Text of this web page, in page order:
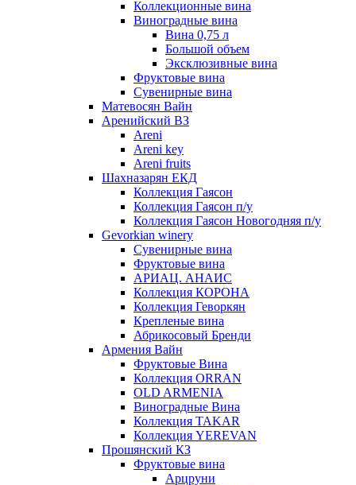
Коллекционные вина
Виноградные вина
Вина 0,75 л
Большой объем
Эксклюзивные вина
Фруктовые вина
Cувенирные вина
Матевосян Вайн
Аренийский ВЗ
Areni
Areni key
Areni fruits
Шахназарян ЕКД
Коллекция Гаясон
Коллекция Гаясон п/у
Коллекция Гаясон Новогодняя п/у
Gevorkian winery
Сувенирные вина
Фруктовые вина
АРИАЦ. АНАИС
Коллекция КОРОНА
Коллекция Геворкян
Крепленые вина
Абрикосовый Бренди
Армения Вайн
Фруктовые Вина
Коллекция ORRAN
OLD ARMENIA
Виноградные Вина
Коллекция TAKAR
Коллекция YEREVAN
Прошянский КЗ
Фруктовые вина
Арцруни